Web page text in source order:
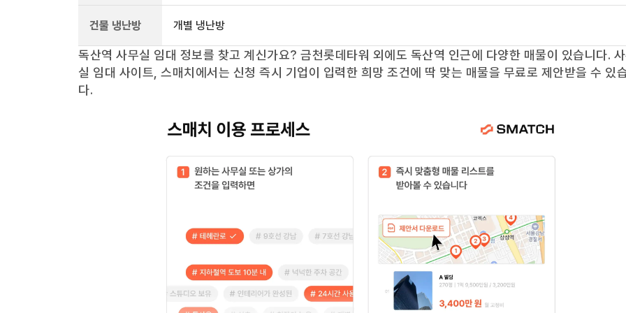
건물 냉난방 개별 냉난방
독산역 사무실 임대 정보를 찾고 계신가요? 금천롯데타워 외에도 독산역 인근에 다양한 매물이 있습니다.
실 임대 사이트, 스매치에서는 신청 즉시 기업이 입력한 희망 조건에 딱 맞는 매물을 무료로 제안받을 수 있
다.